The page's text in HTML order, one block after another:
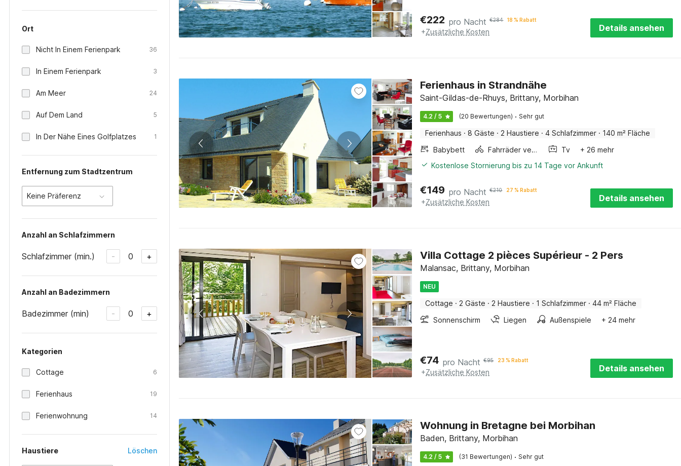
Ort
Nicht In Einem Ferienpark 36
In Einem Ferienpark 3
Am Meer 24
Auf Dem Land 5
In Der Nähe Eines Golfplatzes 1
Entfernung zum Stadtzentrum
Keine Präferenz
Anzahl an Schlafzimmern
Schlafzimmer (min.) - 0 +
Anzahl an Badezimmern
Badezimmer (min) - 0 +
Kategorien
Cottage 6
Ferienhaus 19
Ferienwohnung 14
Haustiere Löschen
€222 pro Nacht €284 18 % Rabatt
+Zusätzliche Kosten Details ansehen
Ferienhaus in Strandnähe
Saint-Gildas-de-Rhuys, Brittany, Morbihan
4.2 / 5 (20 Bewertungen) · Sehr gut
Ferienhaus · 8 Gäste · 2 Haustiere · 4 Schlafzimmer · 140 m² Fläche
Babybett
Fahrräder verfügbar Tv
+ 26 mehr
Kostenlose Stornierung bis zu 14 Tage vor Ankunft
€149 pro Nacht €210 27 % Rabatt
+Zusätzliche Kosten Details ansehen
Villa Cottage 2 pièces Supérieur - 2 Pers
Malansac, Brittany, Morbihan
NEU
Cottage · 2 Gäste · 2 Haustiere · 1 Schlafzimmer · 44 m² Fläche
Sonnenschirm
Liegen Außenspiele + 24 mehr
€74 pro Nacht €95 23 % Rabatt
+Zusätzliche Kosten Details ansehen
Wohnung in Bretagne bei Morbihan
Baden, Brittany, Morbihan
4.2 / 5 (31 Bewertungen) · Sehr gut